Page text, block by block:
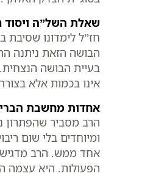
שאלת השל”ה ויסוד
חז”ל לימדונו
הבושה הזאת ניתנה
בעיית הבושה
אינו בכמות אלא
אחדות מחשבת
הרב מסביר שהפתרון
ומיוחדים בלי שום
אחד ממש. הרב מדגיש
הפעולות. היא עצמה